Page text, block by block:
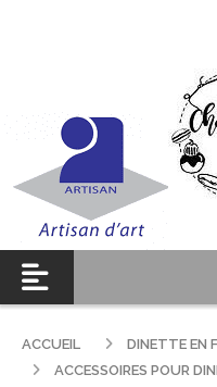
ACCUEIL
DINETTE EN
ACCESSOIRES POUR